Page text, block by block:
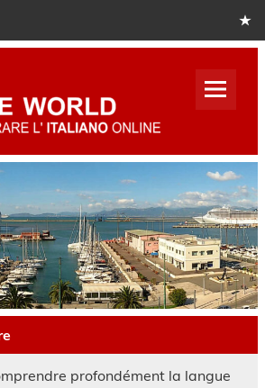
One
profondément la langue